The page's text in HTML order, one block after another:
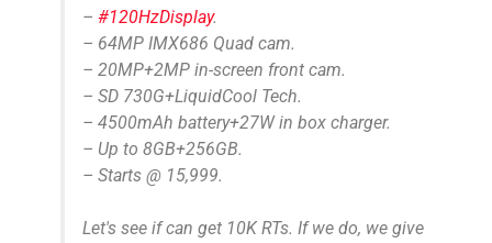
– #120HzDisplay.
– 64MP IMX686 Quad cam.
– 20MP+2MP in-screen front cam.
– SD 730G+LiquidCool Tech.
– 4500mAh battery+27W in box charger.
– Up to 8GB+256GB.
– Starts @ 15,999.
Let's see if can get 10K RTs. If we do, we give